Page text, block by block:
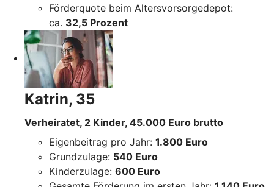
Förderquote beim Altersvorsorgedepot:
ca. 32,5 Prozent
Katrin, 35
Verheiratet, 2 Kinder, 45.000 Euro brutto
Eigenbeitrag pro Jahr: 1.800 Euro
Grundzulage: 540 Euro
Kinderzulage: 600 Euro